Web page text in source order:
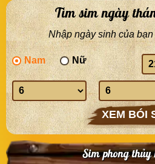
Tìm sim ngày
Nhập ngày sinh của
Nam Nữ Giờ
sinh
Ngày
sinh
Tháng
sinh
XEM BÓI
Sim phong thủy